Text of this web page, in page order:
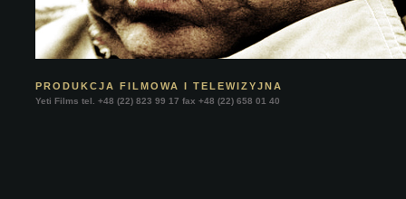
PRODUKCJA FILMOWA I TELEWIZYJNA
Yeti Films tel. +48 (22) 823 99 17 fax +48 (22) 658 01 40